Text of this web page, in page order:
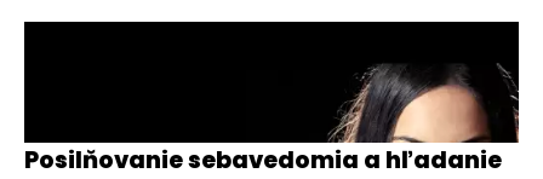
Posilňovanie sebavedomia a hľadanie